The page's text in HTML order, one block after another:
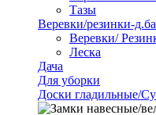
Тазы
Веревки/резинки-
Веревки/
Леска
Дача
Для уборки
Доски гладильные/